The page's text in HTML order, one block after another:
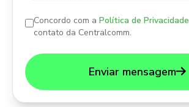
Concordo com aPolítica de Privacidade
contato da Centralcomm.
Enviar mensagem